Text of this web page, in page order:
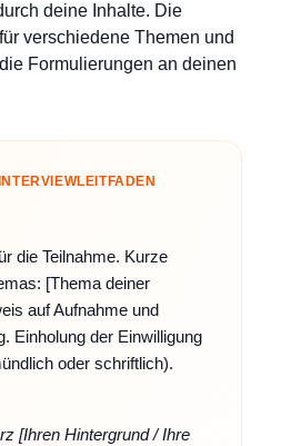
deine Inhalte. Die
verschiedene Themen und
Formulierungen an deinen
die Teilnahme. Kurze
[Thema deiner
auf Aufnahme und
Einholung der Einwilligung
oder schriftlich).
[Ihren Hintergrund / Ihre